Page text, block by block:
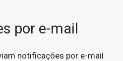
por e-mail
notificações por e-mail